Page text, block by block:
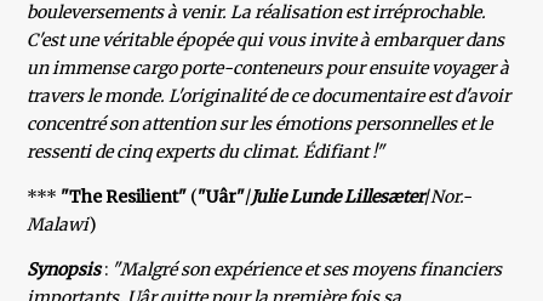
bouleversements à venir. La réalisation est irréprochable.
C'est une véritable épopée qui vous invite à embarquer dans
un immense cargo porte-conteneurs pour ensuite voyager à
travers le monde. L'originalité de ce documentaire est d'avoir
concentré son attention sur les émotions personnelles et le
ressenti de cinq experts du climat. Édifiant !"
*** "The Resilient" ("Uâr"/Julie Lunde Lillesæter/Nor.-
Malawi)
Synopsis: "Malgré son expérience et ses moyens financiers